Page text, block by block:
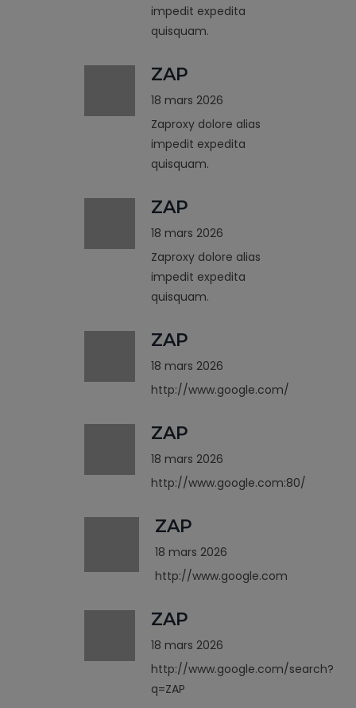
impedit expedita
quisquam.
ZAP
18 mars 2026
Zaproxy dolore alias
impedit expedita
quisquam.
ZAP
18 mars 2026
Zaproxy dolore alias
impedit expedita
quisquam.
ZAP
18 mars 2026
http://www.google.com/
ZAP
18 mars 2026
http://www.google.com:80/
ZAP
18 mars 2026
http://www.google.com
ZAP
18 mars 2026
http://www.google.com/search?
q=ZAP